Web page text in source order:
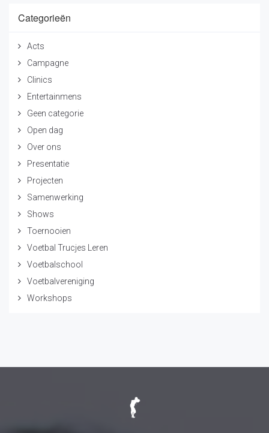
Categorieën
Acts
Campagne
Clinics
Entertainmens
Geen categorie
Open dag
Over ons
Presentatie
Projecten
Samenwerking
Shows
Toernooien
Voetbal Trucjes Leren
Voetbalschool
Voetbalvereniging
Workshops